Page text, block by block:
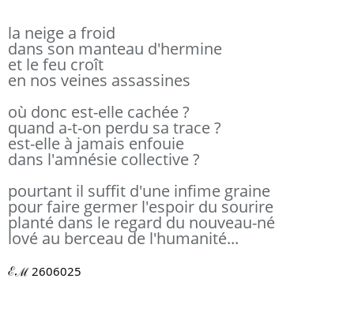
la neige a froid
dans son manteau d'hermine
et le feu croît
en nos veines assassines
où donc est-elle cachée ?
quand a-t-on perdu sa trace ?
est-elle à jamais enfouie
dans l'amnésie collective ?
pourtant il suffit d'une infime graine
pour faire germer l'espoir du sourire
planté dans le regard du nouveau-né
lové au berceau de l'humanité...
ℰℳ 2606025